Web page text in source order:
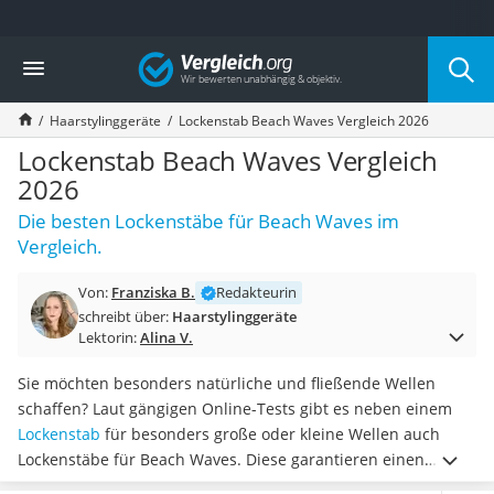
Die beliebtesten Vergleiche nach Kategorie
Drogerie
Inhalator
Haarschneider
Rollator
Braun Rasierer
Katzenklappe (Chip)
Rasierer
Masturbator
Epilierer
Reisehaartrockner
Magnesiumpräparat
Katzenklappe
Nackenmassagegerät
Zeckenschutz Katze
leichter Haartrockner
Vergleich
Haarstylinggeräte Lockenstab Beach Waves Vergleich 2026
Lockenstab Beach Waves Vergleich
2026
Die besten Lockenstäbe für Beach Waves im
Vergleich.
Von: Franziska B.
Redakteurin
schreibt über: Haarstylinggeräte
Lektorin:Alina V.
Sie möchten besonders natürliche und fließende Wellen
schaffen? Laut gängigen Online-Tests gibt es neben einem
Lockenstab für besonders große oder kleine Wellen auch
Lockenstäbe für Beach Waves. Diese garantieren einen
besonders natürlichen Lookund auch die Anwendung mit